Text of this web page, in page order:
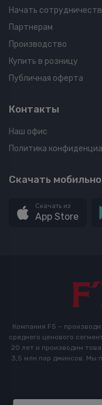
Начать
Партнерам
Производство
Купить в розницу
Публичная оферта
Контакты
Наш офис
Политика
Скачать
Скачать из
App Store
Компания F5 –
среднего ценового
20 лет и производим
3,5 млн пар джинсов. Мы